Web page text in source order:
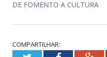
DE FOMENTO A CULTURA
COMPARTILHAR: